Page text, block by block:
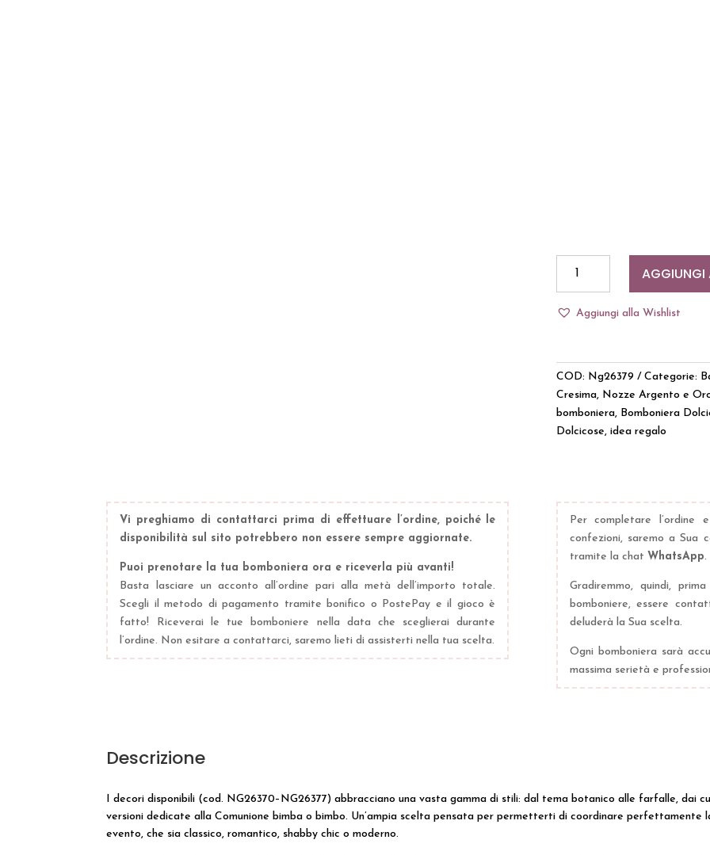
Tema
Pallone
con
Frase
quantità
AGGIUNGI
Aggiungi alla Wishlist
COD: Ng26379 Categorie:
Cresima, Nozze Argento e
bomboniera, Bomboniera
Dolcicose, idea regalo
Vi preghiamo di contattarci prima di effettuare l’ordine, poiché le
disponibilità sul sito potrebbero non essere sempre aggiornate.
Puoi prenotare la tua bomboniera ora e riceverla più avanti!
Basta lasciare un acconto all’ordine pari alla metà dell’importo totale.
Scegli il metodo di pagamento tramite bonifico o PostePay e il gioco è
fatto! Riceverai le tue bomboniere nella data che sceglierai durante
l’ordine. Non esitare a contattarci, saremo lieti di assisterti nella tua scelta.
Per completare
confezioni, saremo a Sua
tramite la chat WhatsApp.
Gradiremmo, quindi,
bomboniere, essere
deluderà la Sua scelta.
Ogni bomboniera sarà
massima serietà e
Descrizione
I decori disponibili (cod. NG26370–NG26377) abbracciano una vasta gamma di stili: dal tema botanico alle farfalle, dai
versioni dedicate alla Comunione bimba o bimbo. Un’ampia scelta pensata per permetterti di coordinare
evento, che sia classico, romantico, shabby chic o moderno.